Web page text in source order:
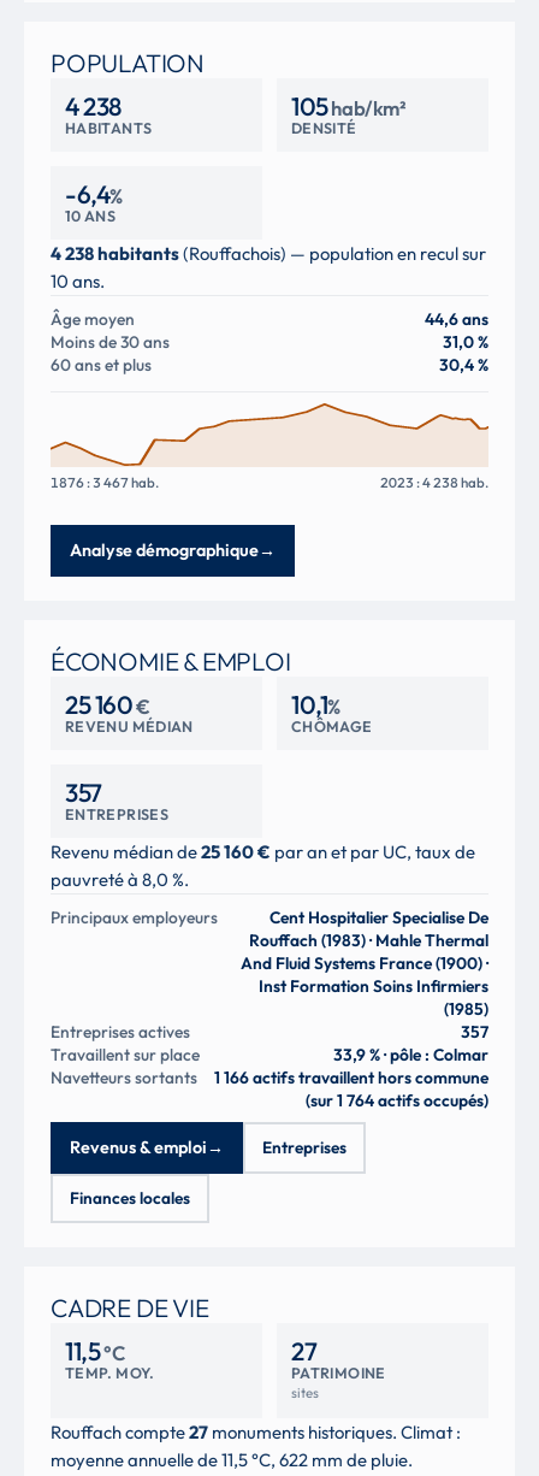
POPULATION
4 238
HABITANTS
105hab/km²
DENSITÉ
-6,4%
10 ANS
4 238 habitants(Rouffachois) — population en recul sur
10 ans.
Âge moyen
44,6 ans
Moins de 30 ans
31,0 %
60 ans et plus
30,4 %
1876 : 3 467 hab. 2023 : 4 238 hab.
Analyse démographique→
ÉCONOMIE & EMPLOI
25 160€
REVENU MÉDIAN
10,1%
CHÔMAGE
357
ENTREPRISES
Revenu médian de25 160 € par an et par UC, taux de
pauvreté à 8,0 %.
Principaux employeurs
Cent Hospitalier Specialise De
Rouffach (1983) · Mahle Thermal
And Fluid Systems France (1900) ·
Inst Formation Soins Infirmiers
(1985)
Entreprises actives
357
Travaillent sur place
33,9 % · pôle : Colmar
Navetteurs sortants
1 166 actifs travaillent hors commune
(sur 1 764 actifs occupés)
Revenus & emploi→ Entreprises
Finances locales
CADRE DE VIE
11,5°C
TEMP. MOY.
27
PATRIMOINE
sites
Rouffach compte27 monuments historiques. Climat :
moyenne annuelle de 11,5 °C, 622 mm de pluie.